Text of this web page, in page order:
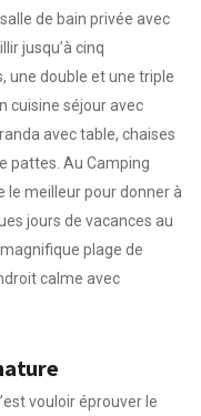
de bain privée avec
jusqu’à cinq
une double et une triple
cuisine séjour avec
avec table, chaises
pattes. Au Camping
le meilleur pour donner à
jours de vacances au
plage de
calme avec
vouloir éprouver le